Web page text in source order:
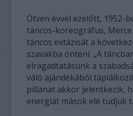
Ötven évvel ezelőtt, 1952-
táncos-koreográfus,
táncos extázisát a
szavakba önteni: „A
elragadtatásunk a
váló ajándékából
pillanat akkor jelentkezik,
energiát mások elé tudjuk